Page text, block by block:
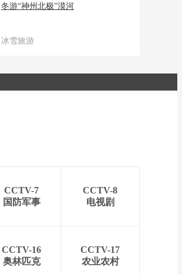
冬游“神州北极”漠河
冰雪旅游
CCTV-7
国防军事
CCTV-8
电视剧
CCTV-16
奥林匹克
CCTV-17
农业农村